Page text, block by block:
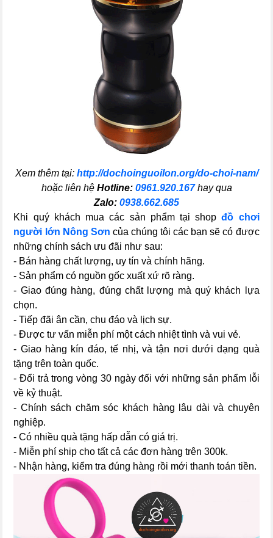
Xem thêm tại: http://dochoinguoilon.org/do-choi-nam/
hoặc liên hệ Hotline: 0961.920.167hay qua
Zalo: 0938.662.685
Khi quý khách mua các sản phẩm tại shopđồ chơi
người lớn Nông Sơn của chúng tôi các bạn sẽ có được
những chính sách ưu đãi như sau:
- Bán hàng chất lượng, uy tín và chính hãng.
- Sản phẩm có nguồn gốc xuất xứ rõ ràng.
- Giao đúng hàng, đúng chất lượng mà quý khách lựa
chọn.
- Tiếp đãi ân cần, chu đáo và lịch sự.
- Được tư vấn miễn phí một cách nhiệt tình và vui vẻ.
- Giao hàng kín đáo, tế nhị, và tận nơi dưới dạng quà
tặng trên toàn quốc.
- Đổi trả trong vòng 30 ngày đối với những sản phẩm lỗi
về kỷ thuật.
- Chính sách chăm sóc khách hàng lâu dài và chuyên
nghiệp.
- Có nhiều quà tặng hấp dẫn có giá trị.
- Miễn phí ship cho tất cả các đơn hàng trên 300k.
- Nhận hàng, kiểm tra đúng hàng rồi mới thanh toán tiền.